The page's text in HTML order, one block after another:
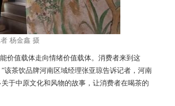
杨金鑫 摄
值载体走向情绪价值载体。消费者来到这
该茶饮品牌河南区域经理张亚琼告诉记者，河南
于中原文化和风物的故事，让消费者在喝茶的